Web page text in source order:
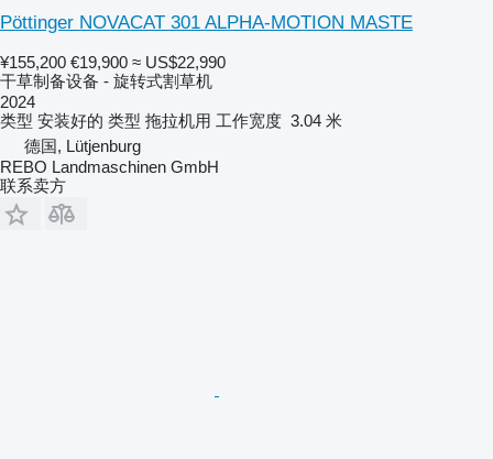
Pöttinger NOVACAT 301 ALPHA-MOTION MASTE
¥155,200 €19,900 ≈ US$22,990
干草制备设备 - 旋转式割草机
2024
类型 安装好的 类型 拖拉机用 工作宽度 3.04 米
德国, Lütjenburg
REBO Landmaschinen GmbH
联系卖方